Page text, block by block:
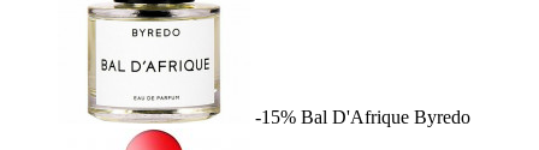
-15% Bal D'Afrique Byredo